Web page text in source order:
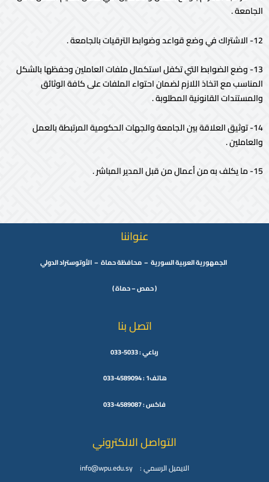
الجامعة .
12- الاشتراك في وضع قواعد وضوابط الترقيات بالجامعة .
13- وضع الضوابط التي تكفل استكمال ملفات العاملين وحفظها بالشكل
المناسب مع اتخاذ اللازم لضمان احتواء الملفات على كافة الوثائق
والمستندات القانونية المطلوبة .
14- توثيق العلاقة بين الجامعة والجهات الحكومية المرتبطة بالعمل
والعاملين .
15- ما يكلف به من أعمال من قبل المدير المباشر .
عنواننا
الجمهورية العربية السورية – محافظة حماة – الأوتوستراد الدولي
( حمص – حماة )
اتصل بنا
رباعي : 5033-033
هاتف1 : 4589094-033
فاكس : 4589087-033
التواصل الالكتروني
الايميل الرسمي : info@wpu.edu.sy